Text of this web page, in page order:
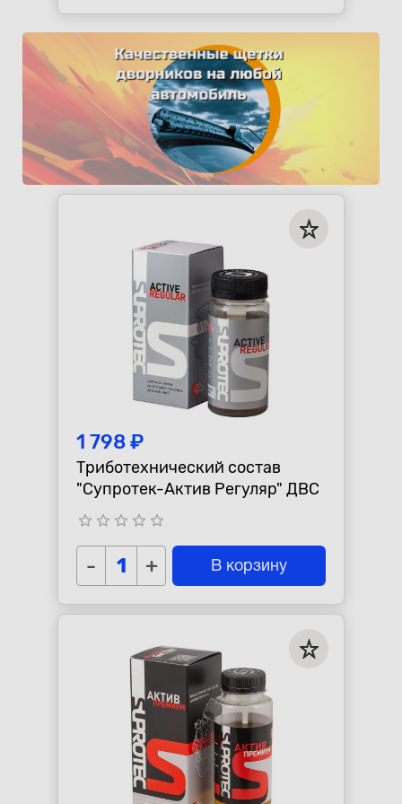
1 798 ₽
Триботехнический состав
"Супротек-Актив Регуляр" ДВС
star_border star_border star_border star_border star_border
- + В корзину